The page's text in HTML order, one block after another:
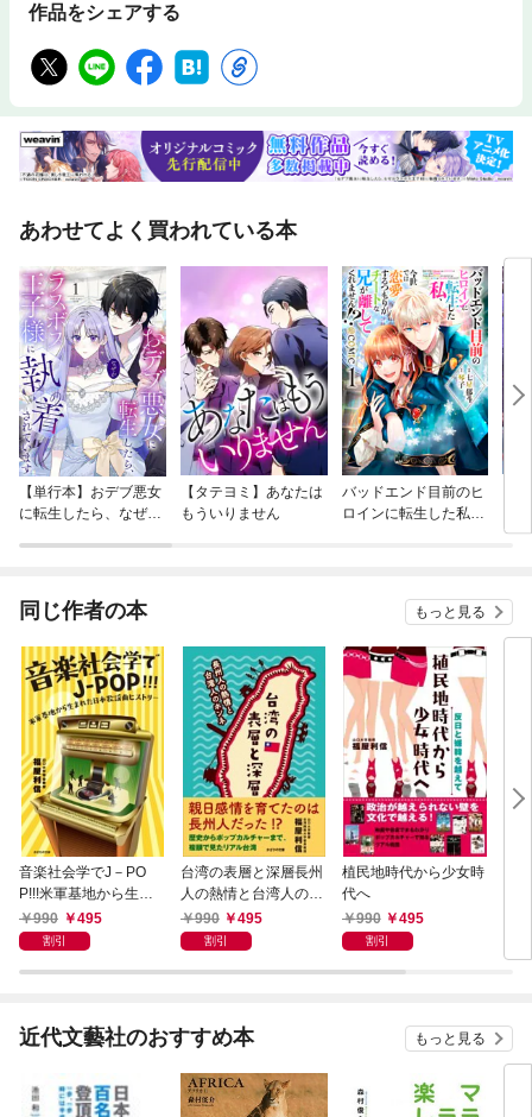
作品をシェアする
あわせてよく買われている本
【単行本】おデブ悪女
に転生したら、なぜか
【タテヨミ】あなたは
もういりません
バッドエンド目前のヒ
ロインに転生した私、
同じ作者の本 もっと見る
音楽社会学でJ－PO
P!!!米軍基地から生ま
れた日本歌謡曲ヒスト
リー
990 495
割引
台湾の表層と深層長州
人の熱情と台湾人のホ
ンネ990 495
割引
植民地時代から少女時
代へ
990
495
割引
近代文藝社のおすすめ本 もっと見る